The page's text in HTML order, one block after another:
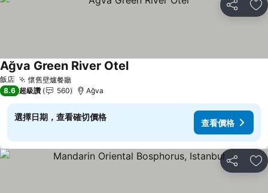
分享 加
飯店 懷舊壁爐餐廳
Ağva Green River Otel
8.6 超級讚 560 Ağva
選擇日期，查看確切價格
查看價格
分享 加